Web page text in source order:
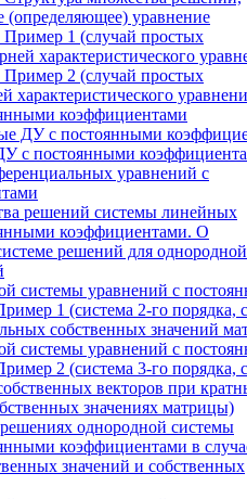
(определяющее) уравнение
1 (случай простых
характеристического
2 (случай простых
характеристического
коэффициентами
ДУ с постоянными
с постоянными
уравнений с
решений системы линейных
коэффициентами. О
решений для однородной
системы уравнений с
1 (система 2-го порядка,
собственных значений
системы уравнений с
2 (система 3-го порядка,
векторов при
значениях матрицы)
однородной системы
коэффициентами в
значений и собственных